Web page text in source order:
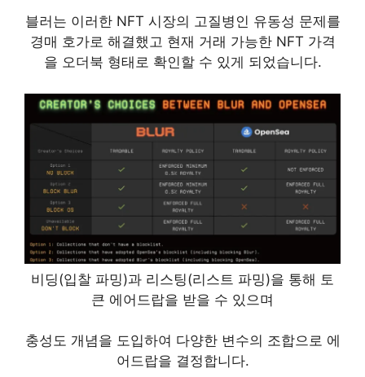
블러는 이러한 NFT 시장의 고질병인 유동성 문제를
경매 호가로 해결했고 현재 거래 가능한 NFT 가격
을 오더북 형태로 확인할 수 있게 되었습니다.
비딩(입찰 파밍)과 리스팅(리스트 파밍)을 통해 토
큰 에어드랍을 받을 수 있으며
충성도 개념을 도입하여 다양한 변수의 조합으로 에
어드랍을 결정합니다.